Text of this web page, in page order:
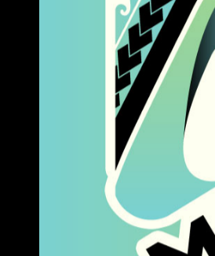
IMPRIMEUR
STP MULTIPRESS
ZI DE LA PUNARUU
BP600 - 98713